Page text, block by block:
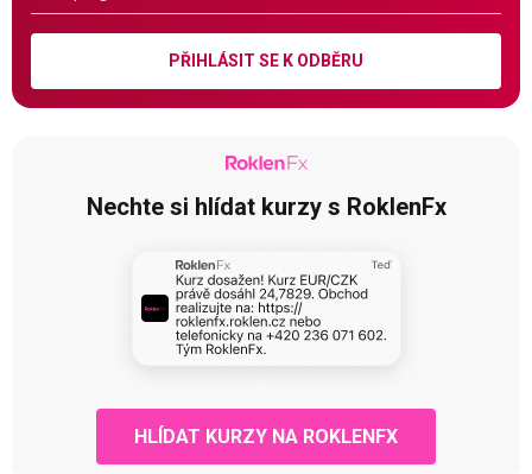
PŘIHLÁSIT SE K ODBĚRU
Nechte si hlídat kurzy s RoklenFx
HLÍDAT KURZY NA ROKLENFX